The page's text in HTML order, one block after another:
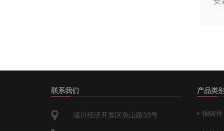
联系我们
淄川经济开发区奂山路33号
产品类
铜铸件